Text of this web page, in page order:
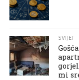
SVIJET
mi